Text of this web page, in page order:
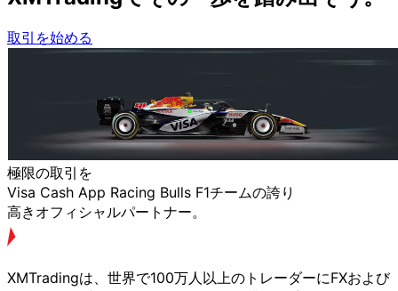
取引を始める
極限の取引を
Visa Cash App Racing Bulls F1チームの誇り
高きオフィシャルパートナー。
XMTradingは、 世界で100万人以上の トレーダーにFXおよび